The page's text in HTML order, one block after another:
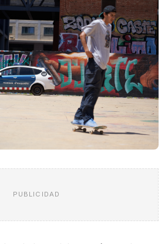
PUBLICIDAD